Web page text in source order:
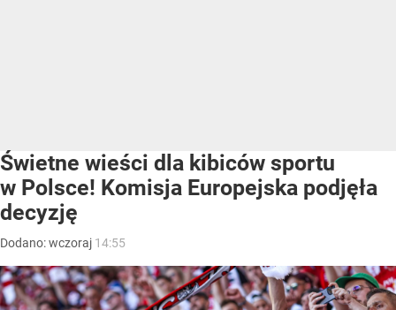
Świetne wieści dla kibiców sportu
w Polsce! Komisja Europejska podjęła
decyzję
Dodano:wczoraj 14:55